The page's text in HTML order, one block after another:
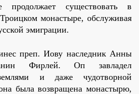
существовать в
монастыре, обслуживая
эмиграции.
преп. Иову наследник Анны
Фирлей. Оп завладел
и даже чудотворной
была возвращена монастырю,